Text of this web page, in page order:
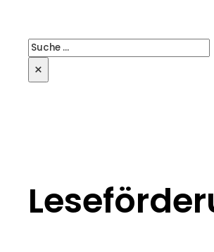
Suchen
×